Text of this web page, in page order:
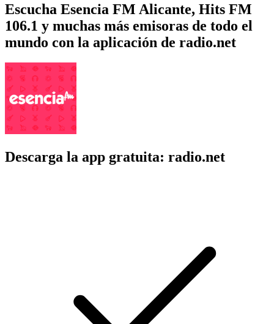
Escucha Esencia FM Alicante, Hits FM
106.1 y muchas más emisoras de todo el
mundo con la aplicación de radio.net
Descarga la app gratuita: radio.net